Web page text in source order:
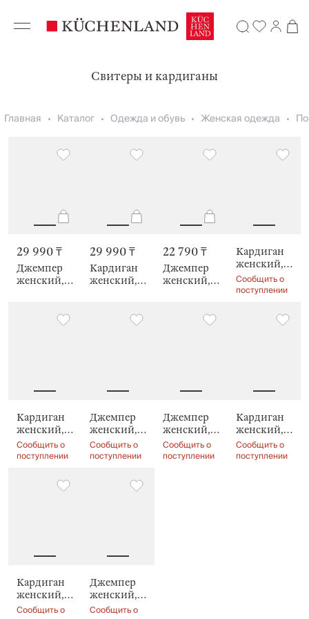
Свитеры и кардиганы
Главная Каталог Одежда и обувь Женская одежда
29 990 ₸
Джемпер
женский,
29 990 ₸
Кардиган
женский,
22 790 ₸
Джемпер
женский,
Кардиган
женский,
Leontyna
Сообщить о
поступлении
Кардиган
женский,
Heather
Сообщить о
поступлении
Джемпер
женский,
Raquel
Сообщить о
поступлении
Джемпер
женский,
Raquel
Сообщить о
поступлении
Кардиган
женский,
Ximena
Сообщить о
поступлении
Кардиган
женский,
Henna
Сообщить о
Джемпер
женский,
Catalina
Сообщить о